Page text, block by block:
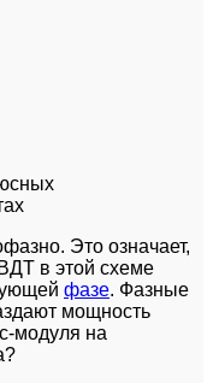
Это означает,
в этой схеме
фазе. Фазные
мощность
модуля на